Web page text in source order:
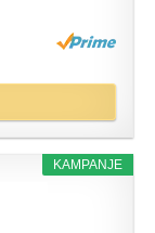
KAMPANJE